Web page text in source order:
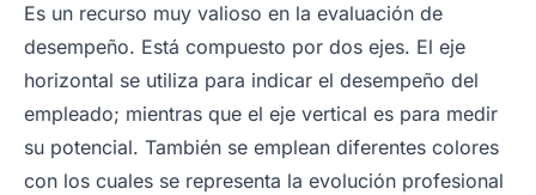
Es un recurso muy valioso en la evaluación de
desempeño. Está compuesto por dos ejes. El eje
horizontal se utiliza para indicar el desempeño del
empleado; mientras que el eje vertical es para medir
su potencial. También se emplean diferentes colores
con los cuales se representa la evolución profesional